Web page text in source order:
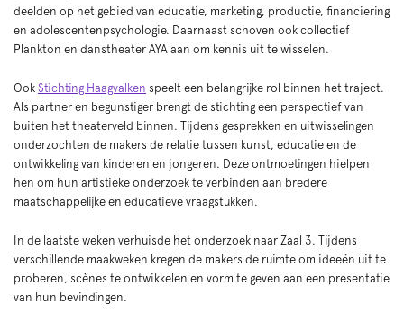
deelden op het gebied van educatie, marketing, productie, financiering
en adolescentenpsychologie. Daarnaast schoven ook collectief
Plankton en danstheater AYA aan om kennis uit te wisselen.
Ook Stichting Haagvalken speelt een belangrijke rol binnen het traject.
Als partner en begunstiger brengt de stichting een perspectief van
buiten het theaterveld binnen. Tijdens gesprekken en uitwisselingen
onderzochten de makers de relatie tussen kunst, educatie en de
ontwikkeling van kinderen en jongeren. Deze ontmoetingen hielpen
hen om hun artistieke onderzoek te verbinden aan bredere
maatschappelijke en educatieve vraagstukken.
In de laatste weken verhuisde het onderzoek naar Zaal 3. Tijdens
verschillende maakweken kregen de makers de ruimte om ideeën uit te
proberen, scènes te ontwikkelen en vorm te geven aan een presentatie
van hun bevindingen.